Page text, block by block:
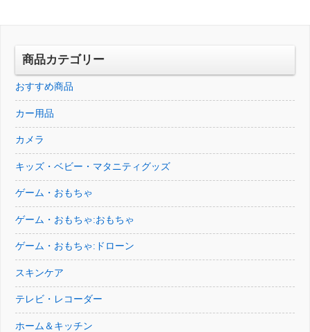
し
で
商品カテゴリー
おすすめ商品
カー用品
カメラ
キッズ・ベビー・マタニティグッズ
ゲーム・おもちゃ
ゲーム・おもちゃ:おもちゃ
ゲーム・おもちゃ:ドローン
スキンケア
テレビ・レコーダー
ホーム＆キッチン